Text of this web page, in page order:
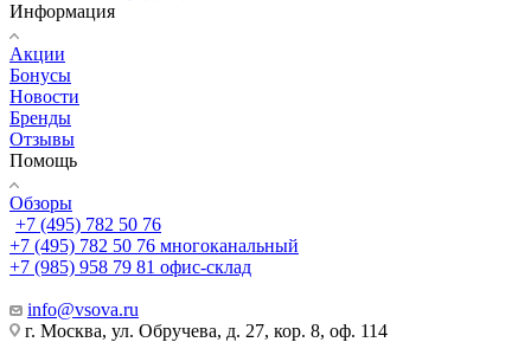
Информация
Акции
Бонусы
Новости
Бренды
Отзывы
Помощь
Обзоры
+7 (495) 782 50 76
+7 (495) 782 50 76 многоканальный
+7 (985) 958 79 81 офис-склад
info@vsova.ru
г. Москва, ул. Обручева, д. 27, кор. 8, оф. 114